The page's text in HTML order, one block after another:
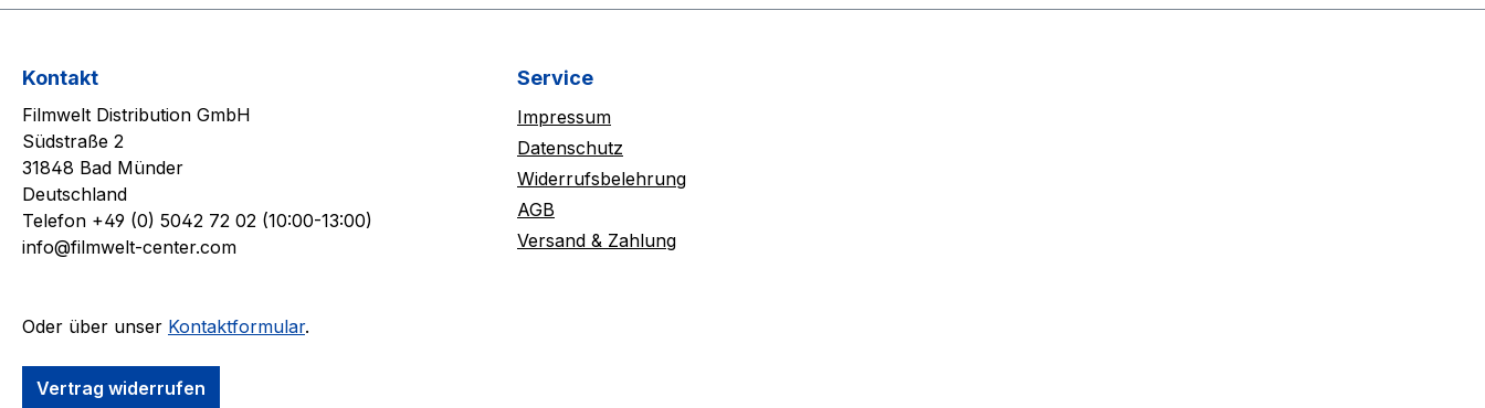
Kontakt
Filmwelt Distribution GmbH
Südstraße 2
31848 Bad Münder
Deutschland
Telefon +49 (0) 5042 72 02 (10:00-13:00)
info@filmwelt-center.com
Oder über unser Kontaktformular.
Vertrag widerrufen
Service
Impressum
Datenschutz
Widerrufsbelehrung
AGB
Versand & Zahlung